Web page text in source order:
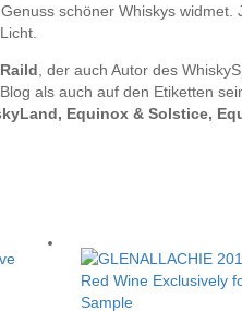
schöner Whiskys widmet.
, der auch Autor des
als auch auf den Etiketten
Equinox & Solstice,